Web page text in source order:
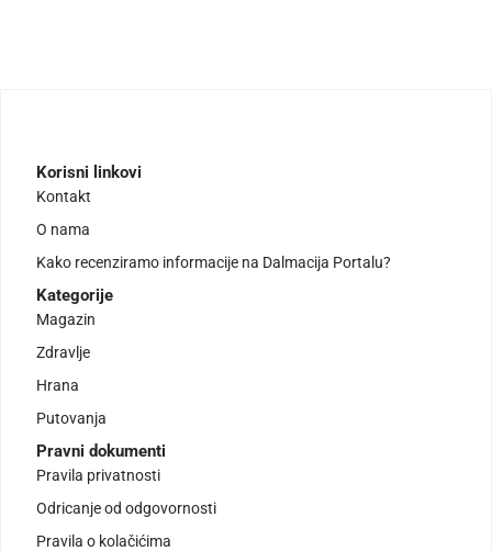
Korisni linkovi
Kontakt
O nama
Kako recenziramo informacije na Dalmacija Portalu?
Kategorije
Magazin
Zdravlje
Hrana
Putovanja
Pravni dokumenti
Pravila privatnosti
Odricanje od odgovornosti
Pravila o kolačićima